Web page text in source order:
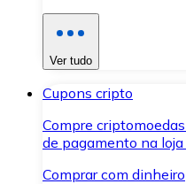
Ver tudo
Cupons cripto
Compre
de pagamento na
Comprar com dinheiro